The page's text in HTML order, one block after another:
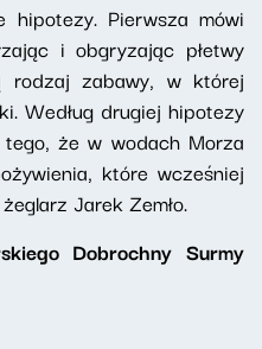
Pierwsza mówi
i obgryzając płetwy
rodzaj zabawy, w której
Według drugiej hipotezy
że w wodach Morza
które wcześniej
żeglarz Jarek Zemło.
Dobrochny Surmy